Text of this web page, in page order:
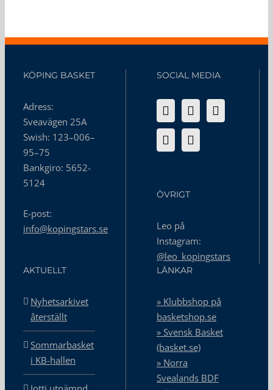
KÖPING BASKET
Adress:
Sveavägen 25A
Swish: 123–006–
95–75
Bankgiro: 5652-
5124
E-post:
info@kopingstars.se
SOCIAL MEDIA
ÖVRIGT
Leo på
Instagram:
@leo_kopingstars
AKTUELLT
Nyhetsarkivet
återställt
Sommarbasket
i KB-hallen
LÄNKAR
» Klubbshop på
basketshop.se
» Svensk Basket
(basket.se)
» Norra
Svealands BDF